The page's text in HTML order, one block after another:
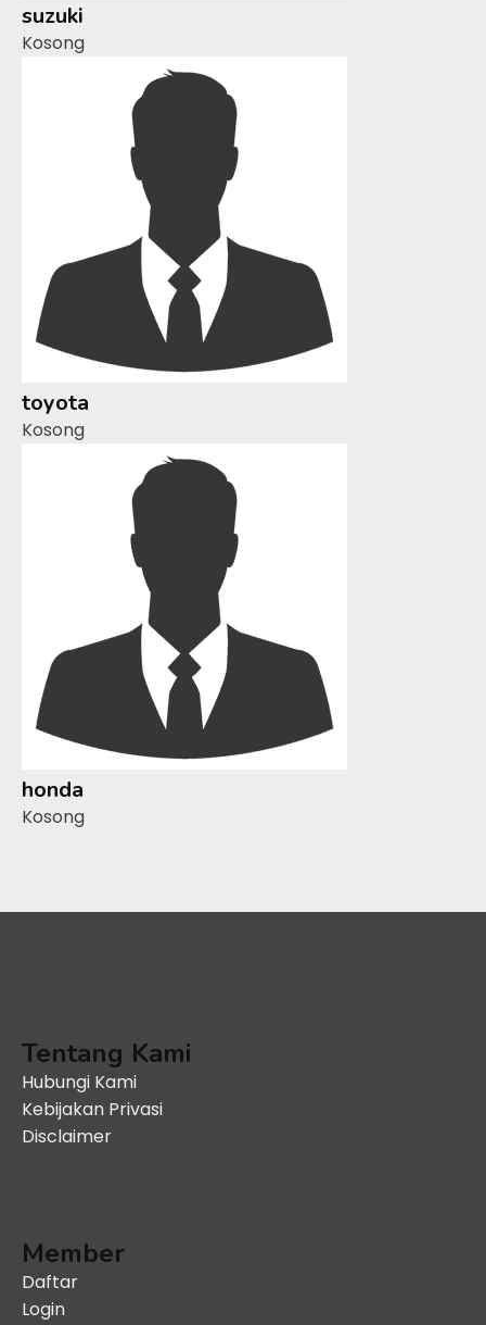
suzuki
Kosong
toyota
Kosong
honda
Kosong
Tentang Kami
Hubungi Kami
Kebijakan Privasi
Disclaimer
Member
Daftar
Login